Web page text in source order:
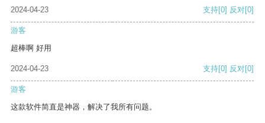
2024-04-23 支持[0] 反对[0]
游客
超棒啊 好用
2024-04-23 支持[0] 反对[0]
游客
这款软件简直是神器，解决了我所有问题。